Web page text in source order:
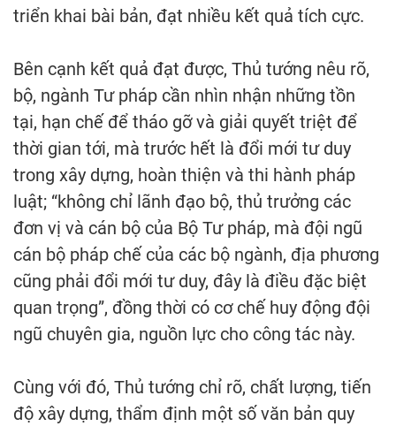
triển khai bài bản, đạt nhiều kết quả tích cực.
Bên cạnh kết quả đạt được, Thủ tướng nêu rõ,
bộ, ngành Tư pháp cần nhìn nhận những tồn
tại, hạn chế để tháo gỡ và giải quyết triệt để
thời gian tới, mà trước hết là đổi mới tư duy
trong xây dựng, hoàn thiện và thi hành pháp
luật; “không chỉ lãnh đạo bộ, thủ trưởng các
đơn vị và cán bộ của Bộ Tư pháp, mà đội ngũ
cán bộ pháp chế của các bộ ngành, địa phương
cũng phải đổi mới tư duy, đây là điều đặc biệt
quan trọng”, đồng thời có cơ chế huy động đội
ngũ chuyên gia, nguồn lực cho công tác này.
Cùng với đó, Thủ tướng chỉ rõ, chất lượng, tiến
độ xây dựng, thẩm định một số văn bản quy